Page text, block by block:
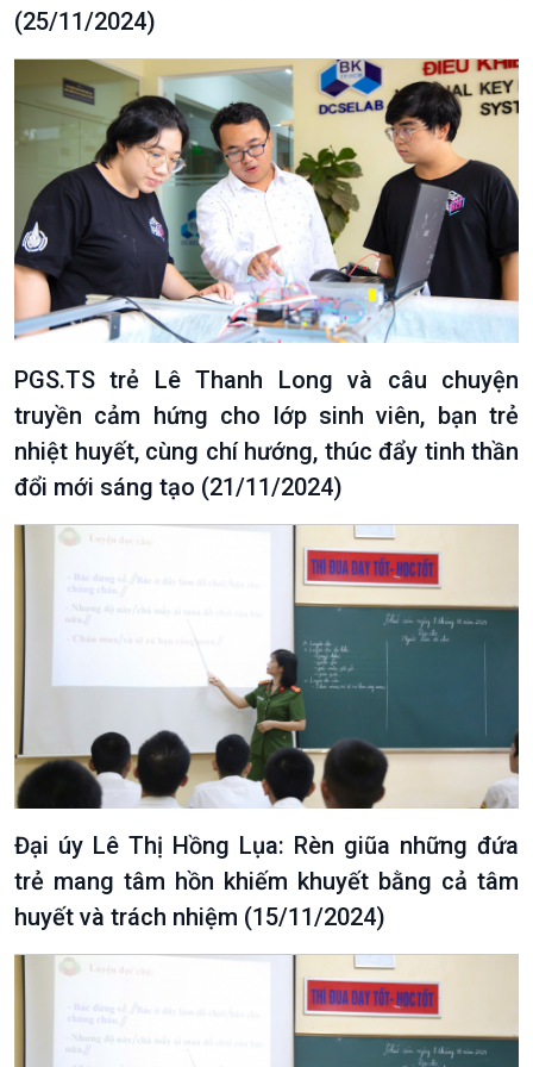
Văn hoá & Du lịch
Tin Văn hoá & Du lịch
Chát với người nổi tiếng
Câu chuyện Thể thao
Multimedia
Ảnh
Video
Infographic
E-Magazine
(25/11/2024)
PGS.TS trẻ Lê Thanh Long và câu chuyện
truyền cảm hứng cho lớp sinh viên, bạn trẻ
nhiệt huyết, cùng chí hướng, thúc đẩy tinh thần
đổi mới sáng tạo (21/11/2024)
Đại úy Lê Thị Hồng Lụa: Rèn giũa những đứa
trẻ mang tâm hồn khiếm khuyết bằng cả tâm
huyết và trách nhiệm (15/11/2024)